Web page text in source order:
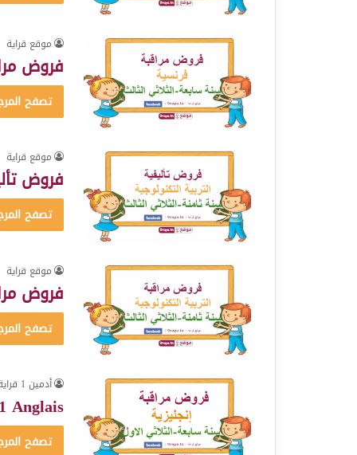
موقع قراية
فروض
تصفح
موقع قراية
فروض
تصفح
موقع قراية
فروض
تصفح
أدمين 1 قراية
Anglais
تصفح